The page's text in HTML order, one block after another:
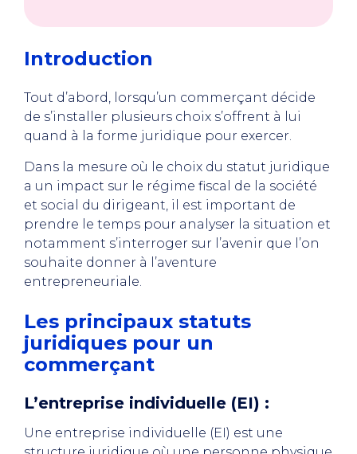
Introduction
Tout d’abord, lorsqu’un commerçant décide
de s’installer plusieurs choix s’offrent à lui
quand à la forme juridique pour exercer.
Dans la mesure où le choix du statut juridique
a un impact sur le régime fiscal de la société
et social du dirigeant, il est important de
prendre le temps pour analyser la situation et
notamment s’interroger sur l’avenir que l’on
souhaite donner à l’aventure
entrepreneuriale.
Les principaux statuts
juridiques pour un
commerçant
L’entreprise individuelle (EI) :
Une entreprise individuelle (EI) est une